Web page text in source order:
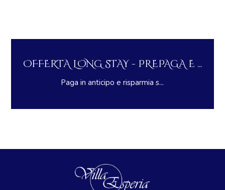
OFFERTA LONG STAY - PREPAGA E ...
Paga in anticipo e risparmia s...